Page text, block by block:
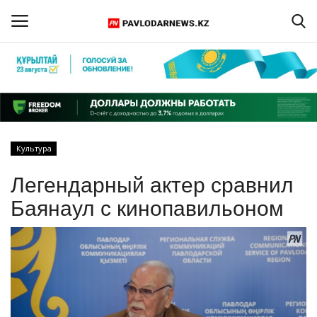
Регистрация
Главная
ПАВЛОДАРСКАЯ ОБЛАСТЬ
КАЗАХСТАН
МИР
СПЕЦПРОЕКТЫ
Культура
Легендарный актер сравнил
Баянаул с кинопавильоном